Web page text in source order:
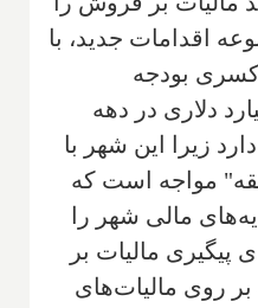
اقدامات جدید، با
بودجه
شده ۴۶.۵ میلیارد دلاری در دهه
زیرا این شهر با
مواجه است که
مالی شهر را
پیگیری مالیات بر
۱% که بر روی مالیات‌های